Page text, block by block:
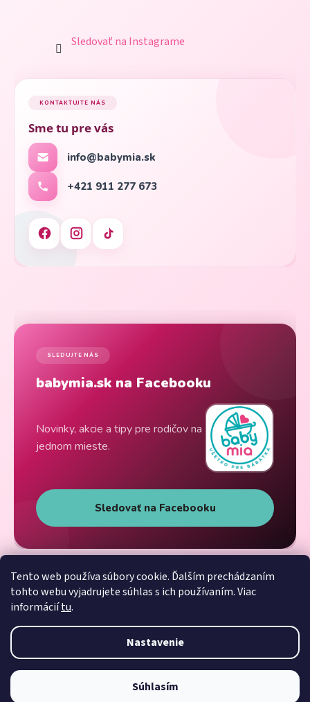
Tento web používa súbory cookie. Ďalším prechádzaním
tohto webu vyjadrujete súhlas s ich používaním. Viac
informáciítu.
Nastavenie
Súhlasím
Sledovať na Instagrame
KONTAKTUJTE NÁS
Sme tu pre vás
info@babymia.sk
+421 911 277 673
SLEDUJTE NÁS
babymia.sk na Facebooku
Novinky, akcie a tipy pre rodičov na
jednom mieste.
Sledovať na Facebooku
Vytvoril Shoptet